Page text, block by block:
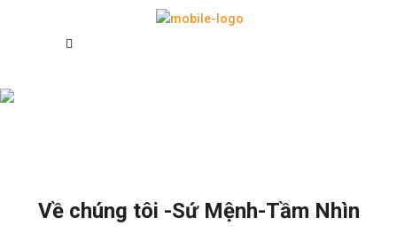
Về chúng tôi -Sứ Mệnh-Tầm Nhìn